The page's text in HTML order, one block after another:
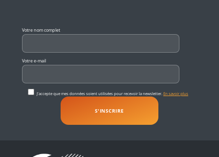
Votre nom complet
Votre e-mail
J'accepte que mes données soient utilisées pour recevoir la newsletter. En savoir plus